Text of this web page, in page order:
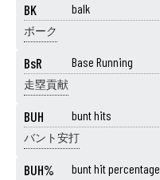
BK balk
ボーク
BsR Base Running
走塁貢献
BUH bunt hits
バント安打
BUH% bunt hit percentage